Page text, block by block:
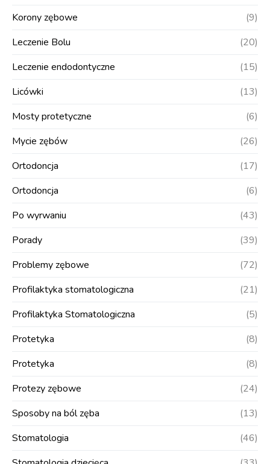
Korony zębowe
(9)
Leczenie Bolu
(20)
Leczenie endodontyczne
(15)
Licówki
(13)
Mosty protetyczne
(6)
Mycie zębów
(26)
Ortodoncja
(17)
Ortodoncja
(6)
Po wyrwaniu
(43)
Porady
(39)
Problemy zębowe
(72)
Profilaktyka stomatologiczna
(21)
Profilaktyka Stomatologiczna
(5)
Protetyka
(8)
Protetyka
(8)
Protezy zębowe
(24)
Sposoby na ból zęba
(13)
Stomatologia
(46)